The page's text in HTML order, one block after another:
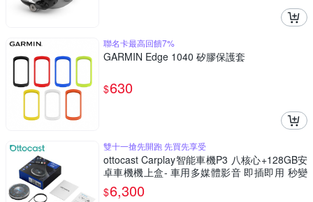
聯名卡最高回饋7%
GARMIN Edge 1040 矽膠保護套
$630
雙十一搶先開跑 先買先享受
ottocast Carplay智能車機P3 八核心+128GB安
卓車機機上盒- 車用多媒體影音 即插即用 秒變
安卓機
$6,300